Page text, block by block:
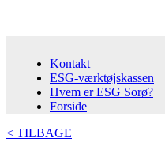
Kontakt
ESG-værktøjskassen
Hvem er ESG Sorø?
Forside
< TILBAGE